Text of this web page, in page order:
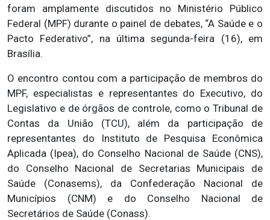
foram amplamente discutidos no Ministério Público
Federal (MPF) durante o painel de debates, “A Saúde e o
Pacto Federativo”, na última segunda-feira (16), em
Brasília.
O encontro contou com a participação de membros do
MPF, especialistas e representantes do Executivo, do
Legislativo e de órgãos de controle, como o Tribunal de
Contas da União (TCU), além da participação de
representantes do Instituto de Pesquisa Econômica
Aplicada (Ipea), do Conselho Nacional de Saúde (CNS),
do Conselho Nacional de Secretarias Municipais de
Saúde (Conasems), da Confederação Nacional de
Municípios (CNM) e do Conselho Nacional de
Secretários de Saúde (Conass).